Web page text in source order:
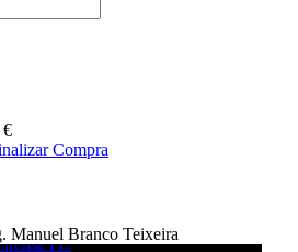
€
Compra
Manuel Branco Teixeira